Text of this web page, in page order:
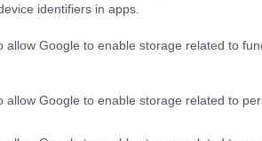
identifiers in apps.
allow Google to enable storage related to
allow Google to enable storage related to
το λάθος κοντρόλ του Χουλτ,
την περιοχή σημειώνει το